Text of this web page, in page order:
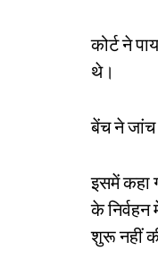
कोर्ट ने
थे।
बेंच ने जांच
इसमें कहा
के
शुरू नहीं